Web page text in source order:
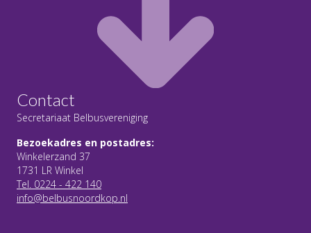
Contact
Secretariaat Belbusvereniging
Bezoekadres en postadres:
Winkelerzand 37
1731 LR Winkel
Tel. 0224 - 422 140
info@belbusnoordkop.nl